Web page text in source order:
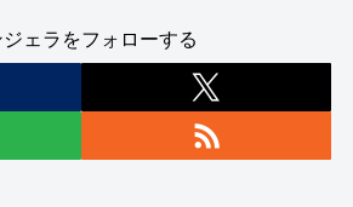
ジェラをフォローする